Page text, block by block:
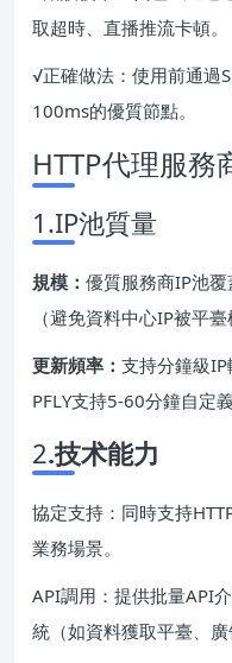
取超時、直播推流卡頓。
√正確做法：使用前通過
100ms的優質節點。
HTTP代理服務
1.IP池質量
規模： 優質服務商IP池
（避免資料中心IP被平臺
更新頻率： 支持分鐘級
PFLY支持5-60分鐘自定義
2.技术能力
協定支持：同時支持
業務場景。
API調用：提供批量API
統（如資料獲取平臺、廣